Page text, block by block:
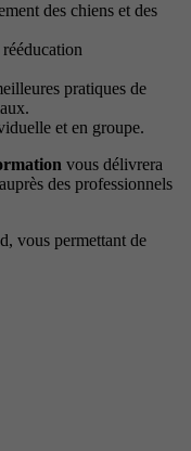
des chiens et des
pratiques de
et en groupe.
vous délivrera
des professionnels
vous permettant de